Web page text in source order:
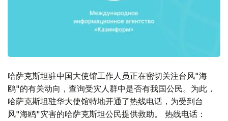
哈萨克斯坦驻中国大使馆工作人员正在密切关注台风"海
鸥"的有关动向，查询受灾人群中是否有我国公民。为此，
哈萨克斯坦驻华大使馆特地开通了热线电话，为受到台
风"海鸥"灾害的哈萨克斯坦公民提供救助。 热线电话：